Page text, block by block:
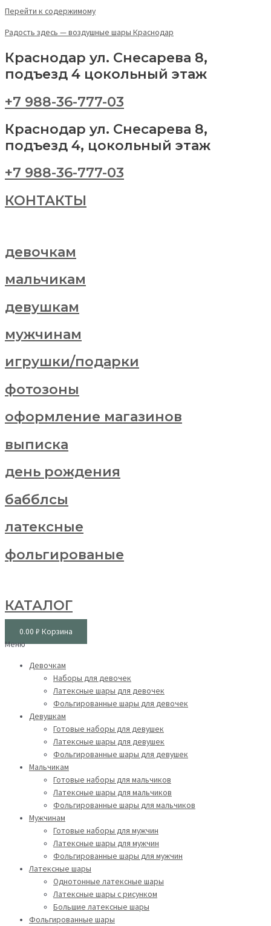
Перейти к содержимому
Радость здесь — воздушные шары Краснодар
Краснодар ул. Снесарева 8,
подъезд 4 цокольный этаж
+7 988-36-777-03
Краснодар ул. Снесарева 8,
подъезд 4, цокольный этаж
+7 988-36-777-03
КОНТАКТЫ
девочкам
мальчикам
девушкам
мужчинам
игрушки/подарки
фотозоны
оформление магазинов
выписка
день рождения
бабблсы
латексные
фольгированые
КАТАЛОГ
0.00 ₽ Корзина
Меню
Девочкам
Наборы для девочек
Латексные шары для девочек
Фольгированные шары для девочек
Девушкам
Готовые наборы для девушек
Латексные шары для девушек
Фольгированные шары для девушек
Мальчикам
Готовые наборы для мальчиков
Латексные шары для мальчиков
Фольгированные шары для мальчиков
Мужчинам
Готовые наборы для мужчин
Латексные шары для мужчин
Фольгированные шары для мужчин
Латексные шары
Однотонные латексные шары
Латексные шары с рисунком
Большие латексные шары
Фольгированные шары